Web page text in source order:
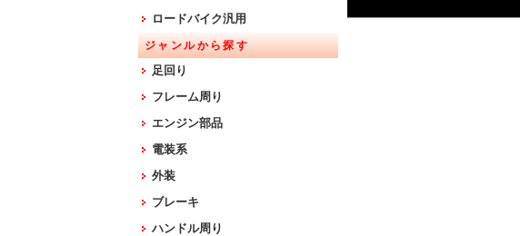
ロードバイク汎用
ジャンルから探す
足回り
フレーム周り
エンジン部品
電装系
外装
ブレーキ
ハンドル周り